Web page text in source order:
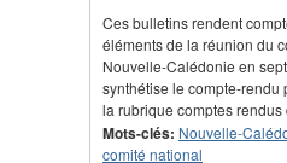
Ces bulletins rendent
éléments de la réunion du
Nouvelle-Calédonie en
synthétise le compte-rendu
la rubrique comptes rendus
Mots-clés: Nouvelle-
comité national